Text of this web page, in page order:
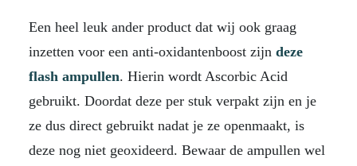
Een heel leuk ander product dat wij ook graag
inzetten voor een anti-oxidantenboost zijn deze
flash ampullen. Hierin wordt Ascorbic Acid
gebruikt. Doordat deze per stuk verpakt zijn en je
ze dus direct gebruikt nadat je ze openmaakt, is
deze nog niet geoxideerd. Bewaar de ampullen wel